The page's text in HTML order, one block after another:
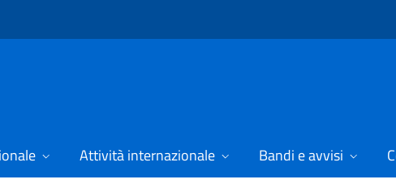
Attività internazionale Bandi e avvisi